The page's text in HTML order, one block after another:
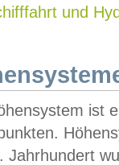
und
ist
Jahrhundert